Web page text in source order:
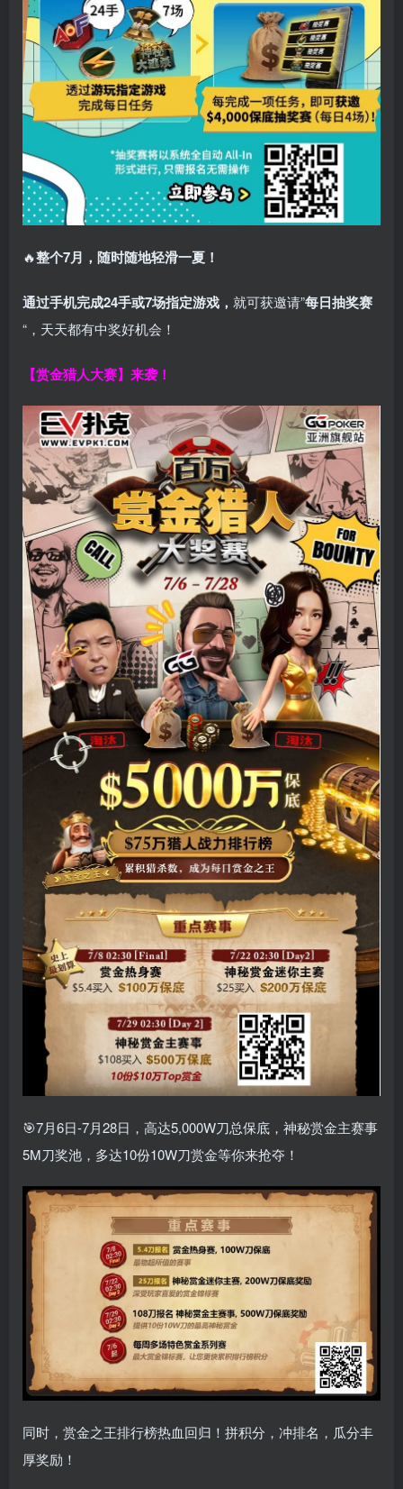
🔥整个7月，随时随地轻滑一夏！
通过手机完成24手或7场指定游戏， 就可获邀请”每日抽奖赛
“，天天都有中奖好机会！
【赏金猎人大赛】来袭！
🎯7月6日-7月28日，高达5,000W刀总保底，神秘赏金主赛事
5M刀奖池，多达10份10W刀赏金等你来抢夺！
同时，赏金之王排行榜热血回归！拼积分，冲排名，瓜分丰
厚奖励！